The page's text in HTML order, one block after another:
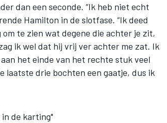
dan een seconde. “Ik heb niet echt
Hamilton in de slotfase. “Ik deed
te zien wat degene die achter je zit,
ik wel dat hij vrij ver achter me zat. Ik
het einde van het rechte stuk veel
laatste drie bochten een gaatje, dus ik
de karting"